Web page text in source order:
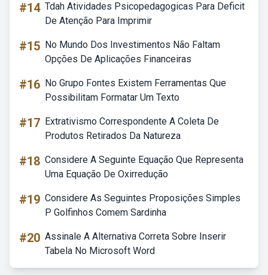
#14 Tdah Atividades Psicopedagogicas Para Deficit
De Atenção Para Imprimir
#15 No Mundo Dos Investimentos Não Faltam
Opções De Aplicações Financeiras
#16 No Grupo Fontes Existem Ferramentas Que
Possibilitam Formatar Um Texto
#17 Extrativismo Correspondente A Coleta De
Produtos Retirados Da Natureza
#18 Considere A Seguinte Equação Que Representa
Uma Equação De Oxirredução
#19 Considere As Seguintes Proposições Simples
P Golfinhos Comem Sardinha
#20 Assinale A Alternativa Correta Sobre Inserir
Tabela No Microsoft Word